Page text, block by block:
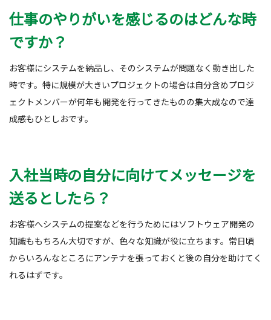
仕事のやりがいを感じるのはどんな時
ですか？
お客様にシステムを納品し、そのシステムが問題なく動き出した
時です。特に規模が大きいプロジェクトの場合は自分含めプロジ
ェクトメンバーが何年も開発を行ってきたものの集大成なので達
成感もひとしおです。
入社当時の自分に向けてメッセージを
送るとしたら？
お客様へシステムの提案などを行うためにはソフトウェア開発の
知識ももちろん大切ですが、色々な知識が役に立ちます。常日頃
からいろんなところにアンテナを張っておくと後の自分を助けてく
れるはずです。